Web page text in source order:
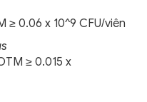
≥ 0.06 x 10^9 CFU/viên
≥ 0.015 x